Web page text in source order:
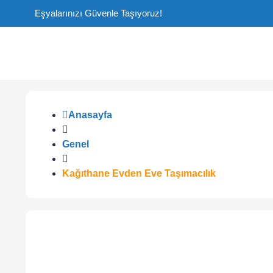
Eşyalarınızı Güvenle Taşıyoruz!
Anasayfa
Genel
Kağıthane Evden Eve Taşımacılık